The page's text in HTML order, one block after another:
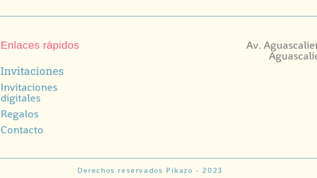
Enlaces rápidos
Invitaciones
Invitaciones
digitales
Regalos
Contacto
Av.
Derechos reservados Pikazo - 2023